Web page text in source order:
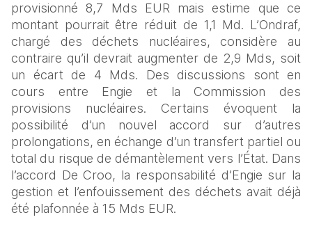
provisionné 8,7 Mds EUR mais estime que ce
montant pourrait être réduit de 1,1 Md. L’Ondraf,
chargé des déchets nucléaires, considère au
contraire qu’il devrait augmenter de 2,9 Mds, soit
un écart de 4 Mds. Des discussions sont en
cours entre Engie et la Commission des
provisions nucléaires. Certains évoquent la
possibilité d’un nouvel accord sur d’autres
prolongations, en échange d’un transfert partiel ou
total du risque de démantèlement vers l’État. Dans
l’accord De Croo, la responsabilité d’Engie sur la
gestion et l’enfouissement des déchets avait déjà
été plafonnée à 15 Mds EUR.